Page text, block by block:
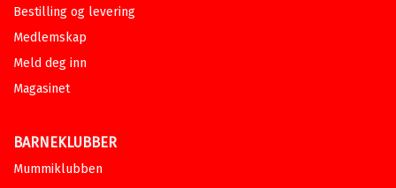
Bestilling og levering
Medlemskap
Meld deg inn
Magasinet
BARNEKLUBBER
Mummiklubben